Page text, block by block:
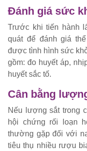
Đánh giá sức
Trước khi tiến hành
quát để đánh giá
được tình hình sức
gồm: đo huyết áp,
huyết sắc tố.
Cân bằng
Nếu lượng sắt trong
hội chứng rối loạn
thường gặp đối với
tiêu thụ nhiều rượu